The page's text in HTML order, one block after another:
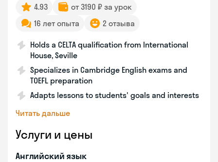
4.93
от 3190 ₽ за урок
16 лет опыта
2 отзыва
Holds a CELTA qualification from International
House, Seville
Specializes in Cambridge English exams and
TOEFL preparation
Adapts lessons to students' goals and interests
Читать дальше
Услуги и цены
Английский язык